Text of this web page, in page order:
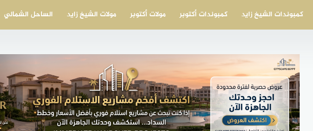
كمبوندات الشيخ زايد كمبوندات أكتوبر مولات أكتوبر مولات الشيخ زايد الساحل الشمالي